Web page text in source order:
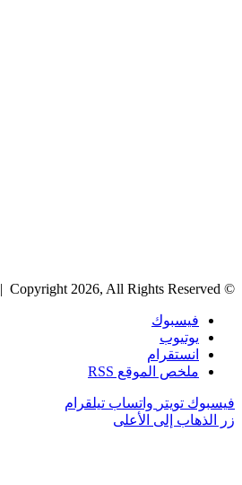
© Copyright 2026, All Rights Reserved |
فيسبوك
يوتيوب
انستقرام
ملخص الموقع RSS
فيسبوك تويتر واتساب تيلقرام
زر الذهاب إلى الأعلى